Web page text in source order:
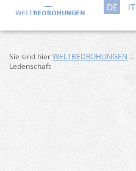
DE IT
Sie sind hierWELTBEDROHUNGEN .:.
Ledenschaft